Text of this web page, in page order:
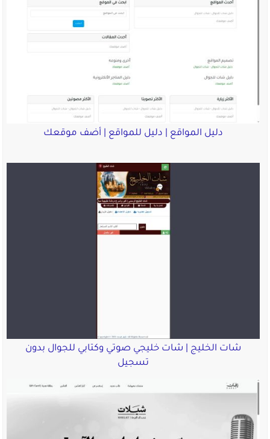
دليل المواقع | دليل للمواقع | أضف موقعك
شات الخليج | شات خليجي صوتي وكتابي للجوال بدون
تسجيل